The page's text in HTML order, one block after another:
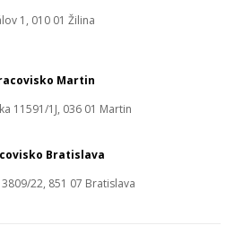
Martin
11591/1J, 036 01 Martin
1, 010 01 Žilina
Bratislava
22, 851 07 Bratislava